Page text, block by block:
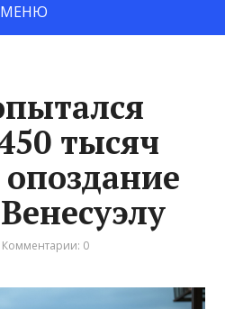
МЕНЮ
тысяч
Комментарии: 0